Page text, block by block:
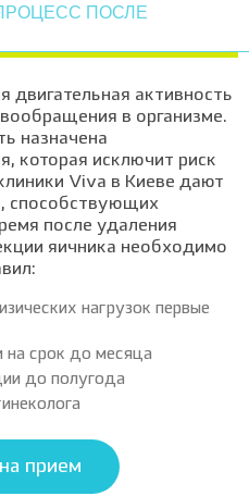
ПОСЛЕ
двигательная активность
в организме.
назначена
которая исключит риск
Viva в Киеве дают
способствующих
после удаления
яичника необходимо
нагрузок первые
на срок до месяца
до полугода
прием